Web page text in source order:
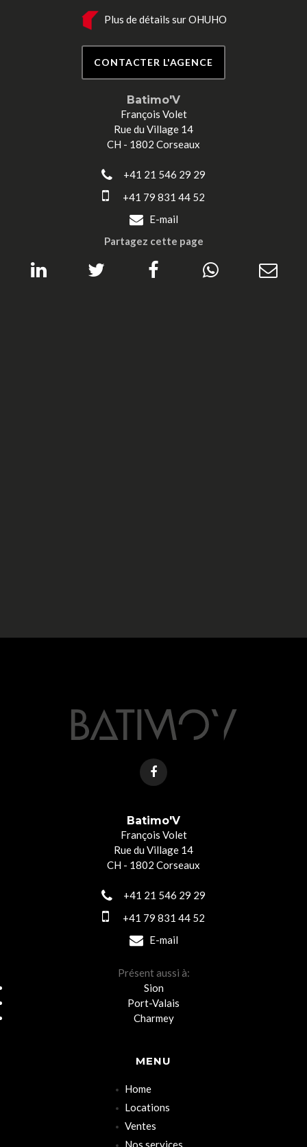
Plus de détails sur OHUHO
CONTACTER L'AGENCE
Batimo'V
François Volet
Rue du Village 14
CH - 1802 Corseaux
+41 21 546 29 29
+41 79 831 44 52
E-mail
Partagez cette page
MENU
Home
Locations
Ventes
Nos services
Batimo'V
François Volet
Rue du Village 14
CH - 1802 Corseaux
+41 21 546 29 29
+41 79 831 44 52
E-mail
Présent aussi à:
Sion
Port-Valais
Charmey